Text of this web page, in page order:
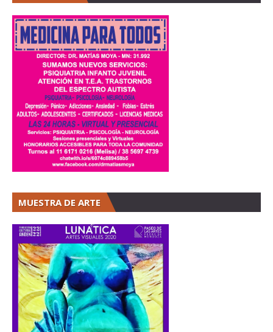
MUESTRA DE ARTE